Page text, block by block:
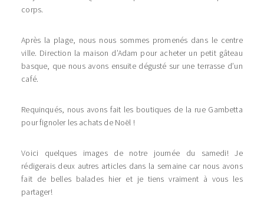
corps.
Après la plage, nous nous sommes promenés dans le centre
ville. Direction la maison d’Adam pour acheter un petit gâteau
basque, que nous avons ensuite dégusté sur une terrasse d’un
café.
Requinqués, nous avons fait les boutiques de la rue Gambetta
pour fignoler les achats de Noël !
Voici quelques images de notre journée du samedi! Je
rédigerais deux autres articles dans la semaine car nous avons
fait de belles balades hier et je tiens vraiment à vous les
partager!